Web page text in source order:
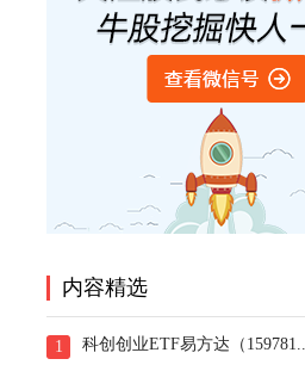
内容精选
1 科创创业ETF易方达（